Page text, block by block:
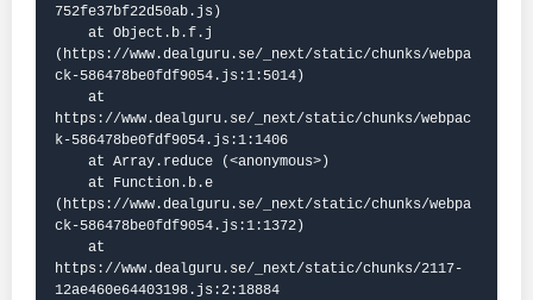
752fe37bf22d50ab.js)
(https://www.dealguru.se/_next/static/chunks/webpa
ck-586478be0fdf9054.js:1:5014)
https://www.dealguru.se/_next/static/chunks/webpac
k-586478be0fdf9054.js:1:1406
(https://www.dealguru.se/_next/static/chunks/webpa
ck-586478be0fdf9054.js:1:1372)
https://www.dealguru.se/_next/static/chunks/2117-
12ae460e64403198.js:2:18884